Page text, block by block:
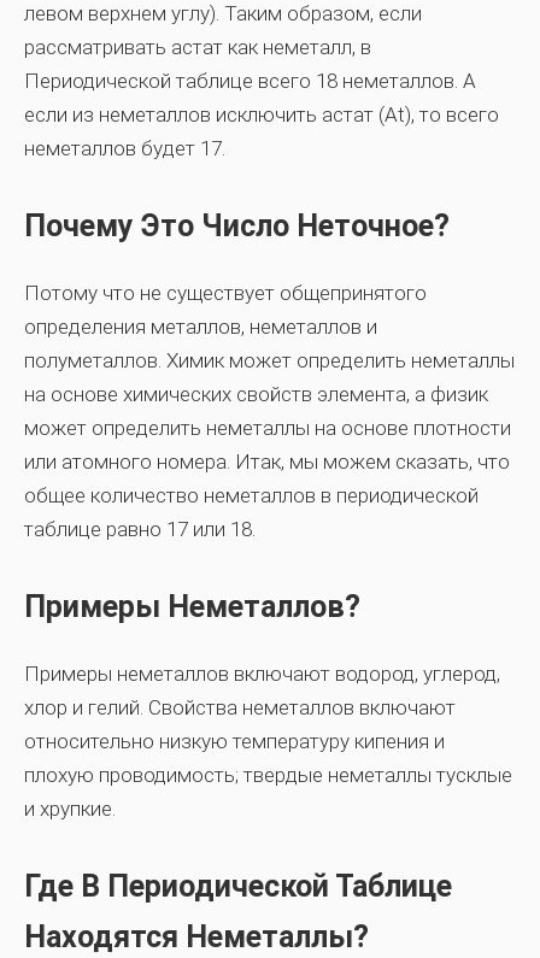
левом верхнем углу). Таким образом, если
рассматривать астат как неметалл, в
Периодической таблице всего 18 неметаллов. А
если из неметаллов исключить астат (At), то всего
неметаллов будет 17.
Почему Это Число Неточное?
Потому что не существует общепринятого
определения металлов, неметаллов и
полуметаллов. Химик может определить неметаллы
на основе химических свойств элемента, а физик
может определить неметаллы на основе плотности
или атомного номера. Итак, мы можем сказать, что
общее количество неметаллов в периодической
таблице равно 17 или 18.
Примеры Неметаллов?
Примеры неметаллов включают водород, углерод,
хлор и гелий. Свойства неметаллов включают
относительно низкую температуру кипения и
плохую проводимость; твердые неметаллы тусклые
и хрупкие.
Где В Периодической Таблице
Находятся Неметаллы?